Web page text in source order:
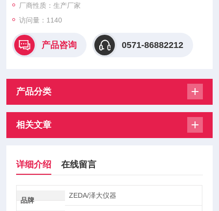
泽大仪器 DS18B20 温湿度监测仪
厂商性质：生产厂家
访问量：1140
产品咨询 0571-86882212
产品分类
相关文章
详细介绍 在线留言
品牌
ZEDA/泽大仪器